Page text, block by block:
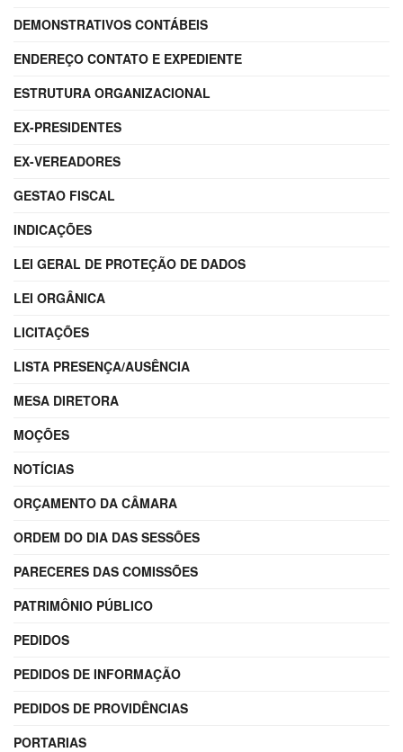
DEMONSTRATIVOS CONTÁBEIS
ENDEREÇO CONTATO E EXPEDIENTE
ESTRUTURA ORGANIZACIONAL
EX-PRESIDENTES
EX-VEREADORES
GESTAO FISCAL
INDICAÇÕES
LEI GERAL DE PROTEÇÃO DE DADOS
LEI ORGÂNICA
LICITAÇÕES
LISTA PRESENÇA/AUSÊNCIA
MESA DIRETORA
MOÇÕES
NOTÍCIAS
ORÇAMENTO DA CÂMARA
ORDEM DO DIA DAS SESSÕES
PARECERES DAS COMISSÕES
PATRIMÔNIO PÚBLICO
PEDIDOS
PEDIDOS DE INFORMAÇÃO
PEDIDOS DE PROVIDÊNCIAS
PORTARIAS